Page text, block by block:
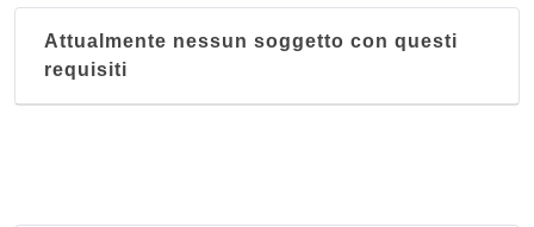
Attualmente nessun soggetto con questi
requisiti